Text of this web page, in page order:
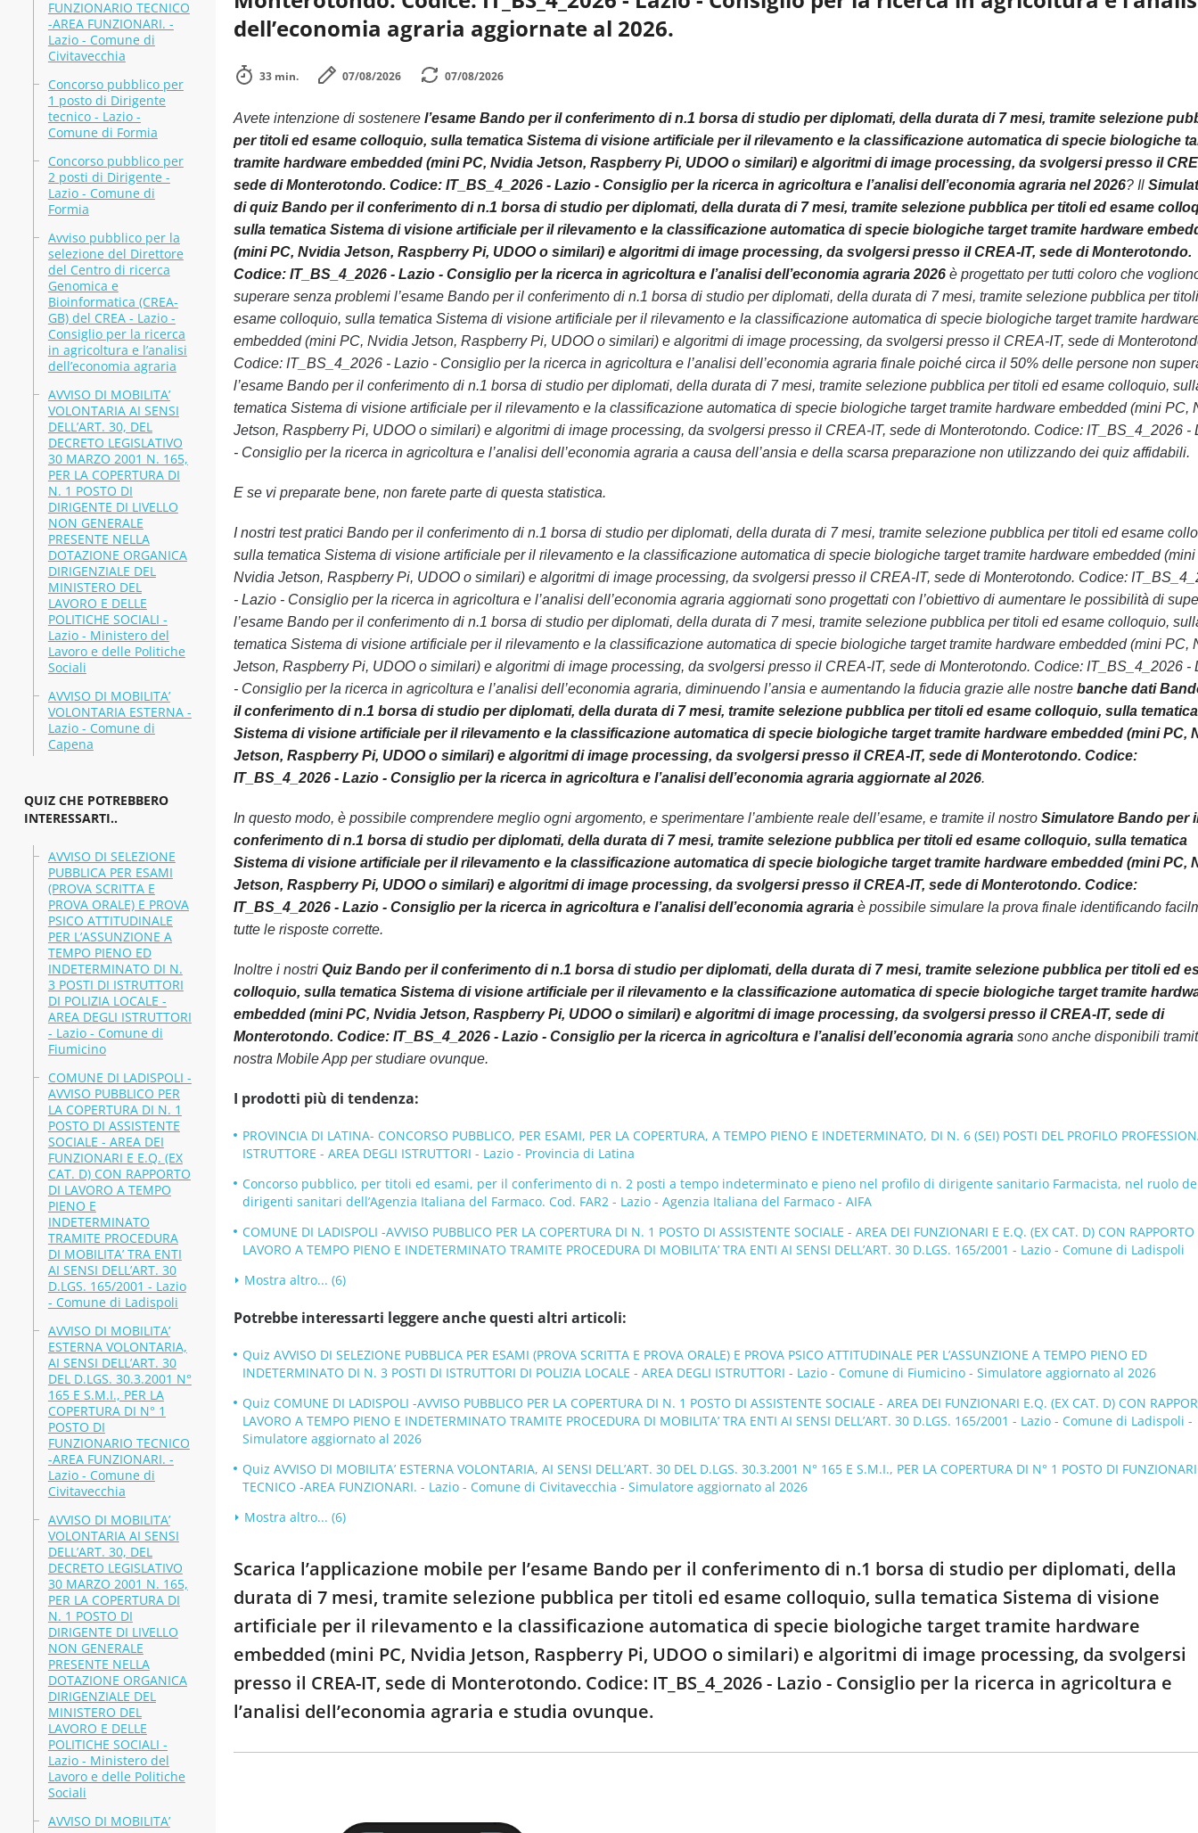
FUNZIONARIO TECNICO
-AREA FUNZIONARI. -
Lazio - Comune di
Civitavecchia
Concorso pubblico per
1 posto di Dirigente
tecnico - Lazio -
Comune di Formia
Concorso pubblico per
2 posti di Dirigente -
Lazio - Comune di
Formia
Avviso pubblico per la
selezione del Direttore
del Centro di ricerca
Genomica e
Bioinformatica (CREA-
GB) del CREA - Lazio -
Consiglio per la ricerca
in agricoltura e l’analisi
dell’economia agraria
AVVISO DI MOBILITA’
VOLONTARIA AI SENSI
DELL’ART. 30, DEL
DECRETO LEGISLATIVO
30 MARZO 2001 N. 165,
PER LA COPERTURA DI
N. 1 POSTO DI
DIRIGENTE DI LIVELLO
NON GENERALE
PRESENTE NELLA
DOTAZIONE ORGANICA
DIRIGENZIALE DEL
MINISTERO DEL
LAVORO E DELLE
POLITICHE SOCIALI -
Lazio - Ministero del
Lavoro e delle Politiche
Sociali
AVVISO DI MOBILITA’
VOLONTARIA ESTERNA -
Lazio - Comune di
Capena
QUIZ CHE POTREBBERO
INTERESSARTI..
AVVISO DI SELEZIONE
PUBBLICA PER ESAMI
(PROVA SCRITTA E
PROVA ORALE) E PROVA
PSICO ATTITUDINALE
PER L’ASSUNZIONE A
TEMPO PIENO ED
INDETERMINATO DI N.
3 POSTI DI ISTRUTTORI
DI POLIZIA LOCALE -
AREA DEGLI ISTRUTTORI
- Lazio - Comune di
Fiumicino
COMUNE DI LADISPOLI -
AVVISO PUBBLICO PER
LA COPERTURA DI N. 1
POSTO DI ASSISTENTE
SOCIALE - AREA DEI
FUNZIONARI E E.Q. (EX
CAT. D) CON RAPPORTO
DI LAVORO A TEMPO
PIENO E
INDETERMINATO
TRAMITE PROCEDURA
DI MOBILITA’ TRA ENTI
AI SENSI DELL’ART. 30
D.LGS. 165/2001 - Lazio
- Comune di Ladispoli
AVVISO DI MOBILITA’
ESTERNA VOLONTARIA,
AI SENSI DELL’ART. 30
DEL D.LGS. 30.3.2001 N°
165 E S.M.I., PER LA
COPERTURA DI N° 1
POSTO DI
FUNZIONARIO TECNICO
-AREA FUNZIONARI. -
Lazio - Comune di
Civitavecchia
AVVISO DI MOBILITA’
VOLONTARIA AI SENSI
DELL’ART. 30, DEL
DECRETO LEGISLATIVO
30 MARZO 2001 N. 165,
PER LA COPERTURA DI
N. 1 POSTO DI
DIRIGENTE DI LIVELLO
NON GENERALE
PRESENTE NELLA
DOTAZIONE ORGANICA
DIRIGENZIALE DEL
MINISTERO DEL
LAVORO E DELLE
POLITICHE SOCIALI -
Lazio - Ministero del
Lavoro e delle Politiche
Sociali
AVVISO DI MOBILITA’
dell’economia agraria aggiornate al 2026.
33 min. 07/08/2026 07/08/2026
Avete intenzione di sostenere l’esame Bando per il conferimento di n.1 borsa di studio per diplomati, della durata di 7 mesi, tramite selezione
per titoli ed esame colloquio, sulla tematica Sistema di visione artificiale per il rilevamento e la classificazione automatica di specie biologiche
tramite hardware embedded (mini PC, Nvidia Jetson, Raspberry Pi, UDOO o similari) e algoritmi di image processing, da svolgersi presso il
sede di Monterotondo. Codice: IT_BS_4_2026 - Lazio - Consiglio per la ricerca in agricoltura e l’analisi dell’economia agraria nel 2026? Il
di quiz Bando per il conferimento di n.1 borsa di studio per diplomati, della durata di 7 mesi, tramite selezione pubblica per titoli ed esame
sulla tematica Sistema di visione artificiale per il rilevamento e la classificazione automatica di specie biologiche target tramite hardware
(mini PC, Nvidia Jetson, Raspberry Pi, UDOO o similari) e algoritmi di image processing, da svolgersi presso il CREA-IT, sede di Monterotondo.
Codice: IT_BS_4_2026 - Lazio - Consiglio per la ricerca in agricoltura e l’analisi dell’economia agraria 2026è progettato per tutti coloro che
superare senza problemi l’esame Bando per il conferimento di n.1 borsa di studio per diplomati, della durata di 7 mesi, tramite selezione pubblica per
esame colloquio, sulla tematica Sistema di visione artificiale per il rilevamento e la classificazione automatica di specie biologiche target tramite
embedded (mini PC, Nvidia Jetson, Raspberry Pi, UDOO o similari) e algoritmi di image processing, da svolgersi presso il CREA-IT, sede di
Codice: IT_BS_4_2026 - Lazio - Consiglio per la ricerca in agricoltura e l’analisi dell’economia agraria finale poiché circa il 50% delle persone non
l’esame Bando per il conferimento di n.1 borsa di studio per diplomati, della durata di 7 mesi, tramite selezione pubblica per titoli ed esame colloquio,
tematica Sistema di visione artificiale per il rilevamento e la classificazione automatica di specie biologiche target tramite hardware embedded (mini PC,
Jetson, Raspberry Pi, UDOO o similari) e algoritmi di image processing, da svolgersi presso il CREA-IT, sede di Monterotondo. Codice: IT_BS_4_2026 -
- Consiglio per la ricerca in agricoltura e l’analisi dell’economia agraria a causa dell’ansia e della scarsa preparazione non utilizzando dei quiz affidabili.
E se vi preparate bene, non farete parte di questa statistica.
I nostri test pratici Bando per il conferimento di n.1 borsa di studio per diplomati, della durata di 7 mesi, tramite selezione pubblica per titoli ed esame
sulla tematica Sistema di visione artificiale per il rilevamento e la classificazione automatica di specie biologiche target tramite hardware embedded (mini
Nvidia Jetson, Raspberry Pi, UDOO o similari) e algoritmi di image processing, da svolgersi presso il CREA-IT, sede di Monterotondo. Codice:
- Lazio - Consiglio per la ricerca in agricoltura e l’analisi dell’economia agraria aggiornati sono progettati con l’obiettivo di aumentare le possibilità di
l’esame Bando per il conferimento di n.1 borsa di studio per diplomati, della durata di 7 mesi, tramite selezione pubblica per titoli ed esame colloquio,
tematica Sistema di visione artificiale per il rilevamento e la classificazione automatica di specie biologiche target tramite hardware embedded (mini PC,
Jetson, Raspberry Pi, UDOO o similari) e algoritmi di image processing, da svolgersi presso il CREA-IT, sede di Monterotondo. Codice: IT_BS_4_2026 -
- Consiglio per la ricerca in agricoltura e l’analisi dell’economia agraria, diminuendo l’ansia e aumentando la fiducia grazie alle nostre banche dati
il conferimento di n.1 borsa di studio per diplomati, della durata di 7 mesi, tramite selezione pubblica per titoli ed esame colloquio, sulla tematica
Sistema di visione artificiale per il rilevamento e la classificazione automatica di specie biologiche target tramite hardware embedded (mini PC,
Jetson, Raspberry Pi, UDOO o similari) e algoritmi di image processing, da svolgersi presso il CREA-IT, sede di Monterotondo. Codice:
IT_BS_4_2026 - Lazio - Consiglio per la ricerca in agricoltura e l’analisi dell’economia agraria aggiornate al 2026.
In questo modo, è possibile comprendere meglio ogni argomento, e sperimentare l’ambiente reale dell’esame, e tramite il nostro Simulatore Bando per
conferimento di n.1 borsa di studio per diplomati, della durata di 7 mesi, tramite selezione pubblica per titoli ed esame colloquio, sulla tematica
Sistema di visione artificiale per il rilevamento e la classificazione automatica di specie biologiche target tramite hardware embedded (mini PC,
Jetson, Raspberry Pi, UDOO o similari) e algoritmi di image processing, da svolgersi presso il CREA-IT, sede di Monterotondo. Codice:
IT_BS_4_2026 - Lazio - Consiglio per la ricerca in agricoltura e l’analisi dell’economia agrariaè possibile simulare la prova finale identificando
tutte le risposte corrette.
Inoltre i nostri Quiz Bando per il conferimento di n.1 borsa di studio per diplomati, della durata di 7 mesi, tramite selezione pubblica per titoli ed
colloquio, sulla tematica Sistema di visione artificiale per il rilevamento e la classificazione automatica di specie biologiche target tramite
embedded (mini PC, Nvidia Jetson, Raspberry Pi, UDOO o similari) e algoritmi di image processing, da svolgersi presso il CREA-IT, sede di
Monterotondo. Codice: IT_BS_4_2026 - Lazio - Consiglio per la ricerca in agricoltura e l’analisi dell’economia agrariasono anche disponibili
nostra Mobile App per studiare ovunque.
I prodotti più di tendenza:
PROVINCIA DI LATINA- CONCORSO PUBBLICO, PER ESAMI, PER LA COPERTURA, A TEMPO PIENO E INDETERMINATO, DI N. 6 (SEI) POSTI DEL PROFILO
ISTRUTTORE - AREA DEGLI ISTRUTTORI - Lazio - Provincia di Latina
Concorso pubblico, per titoli ed esami, per il conferimento di n. 2 posti a tempo indeterminato e pieno nel profilo di dirigente sanitario Farmacista, nel ruolo
dirigenti sanitari dell’Agenzia Italiana del Farmaco. Cod. FAR2 - Lazio - Agenzia Italiana del Farmaco - AIFA
COMUNE DI LADISPOLI -AVVISO PUBBLICO PER LA COPERTURA DI N. 1 POSTO DI ASSISTENTE SOCIALE - AREA DEI FUNZIONARI E E.Q. (EX CAT. D) CON
LAVORO A TEMPO PIENO E INDETERMINATO TRAMITE PROCEDURA DI MOBILITA’ TRA ENTI AI SENSI DELL’ART. 30 D.LGS. 165/2001 - Lazio - Comune di Ladispoli
Mostra altro... (6)
Potrebbe interessarti leggere anche questi altri articoli:
Quiz AVVISO DI SELEZIONE PUBBLICA PER ESAMI (PROVA SCRITTA E PROVA ORALE) E PROVA PSICO ATTITUDINALE PER L’ASSUNZIONE A TEMPO PIENO ED
INDETERMINATO DI N. 3 POSTI DI ISTRUTTORI DI POLIZIA LOCALE - AREA DEGLI ISTRUTTORI - Lazio - Comune di Fiumicino - Simulatore aggiornato al 2026
Quiz COMUNE DI LADISPOLI -AVVISO PUBBLICO PER LA COPERTURA DI N. 1 POSTO DI ASSISTENTE SOCIALE - AREA DEI FUNZIONARI E.Q. (EX CAT. D) CON
LAVORO A TEMPO PIENO E INDETERMINATO TRAMITE PROCEDURA DI MOBILITA’ TRA ENTI AI SENSI DELL’ART. 30 D.LGS. 165/2001 - Lazio - Comune di Ladispoli -
Simulatore aggiornato al 2026
Quiz AVVISO DI MOBILITA’ ESTERNA VOLONTARIA, AI SENSI DELL’ART. 30 DEL D.LGS. 30.3.2001 N° 165 E S.M.I., PER LA COPERTURA DI N° 1 POSTO DI
TECNICO -AREA FUNZIONARI. - Lazio - Comune di Civitavecchia - Simulatore aggiornato al 2026
Mostra altro... (6)
Scarica l’applicazione mobile per l’esame Bando per il conferimento di n.1 borsa di studio per diplomati, della
durata di 7 mesi, tramite selezione pubblica per titoli ed esame colloquio, sulla tematica Sistema di visione
artificiale per il rilevamento e la classificazione automatica di specie biologiche target tramite hardware
embedded (mini PC, Nvidia Jetson, Raspberry Pi, UDOO o similari) e algoritmi di image processing, da svolgersi
presso il CREA-IT, sede di Monterotondo. Codice: IT_BS_4_2026 - Lazio - Consiglio per la ricerca in agricoltura e
l’analisi dell’economia agraria e studia ovunque.